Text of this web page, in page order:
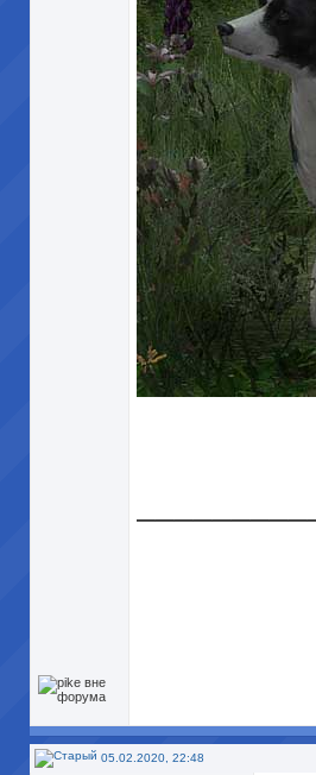
05.02.2020, 22:48